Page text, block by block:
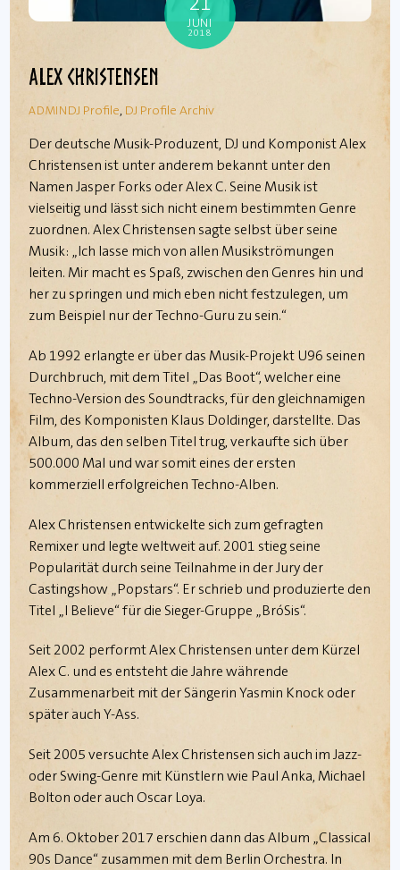
JUNI
2018
Alex Christensen
ADMINDJ Profile, DJ Profile Archiv
Der deutsche Musik-Produzent, DJ und Komponist Alex
Christensen ist unter anderem bekannt unter den
Namen Jasper Forks oder Alex C. Seine Musik ist
vielseitig und lässt sich nicht einem bestimmten Genre
zuordnen. Alex Christensen sagte selbst über seine
Musik: „Ich lasse mich von allen Musikströmungen
leiten. Mir macht es Spaß, zwischen den Genres hin und
her zu springen und mich eben nicht festzulegen, um
zum Beispiel nur der Techno-Guru zu sein.“
Ab 1992 erlangte er über das Musik-Projekt U96 seinen
Durchbruch, mit dem Titel „Das Boot“, welcher eine
Techno-Version des Soundtracks, für den gleichnamigen
Film, des Komponisten Klaus Doldinger, darstellte. Das
Album, das den selben Titel trug, verkaufte sich über
500.000 Mal und war somit eines der ersten
kommerziell erfolgreichen Techno-Alben.
Alex Christensen entwickelte sich zum gefragten
Remixer und legte weltweit auf. 2001 stieg seine
Popularität durch seine Teilnahme in der Jury der
Castingshow „Popstars“. Er schrieb und produzierte den
Titel „I Believe“ für die Sieger-Gruppe „Bro´Sis“.
Seit 2002 performt Alex Christensen unter dem Kürzel
Alex C. und es entsteht die Jahre währende
Zusammenarbeit mit der Sängerin Yasmin Knock oder
später auch Y-Ass.
Seit 2005 versuchte Alex Christensen sich auch im Jazz-
oder Swing-Genre mit Künstlern wie Paul Anka, Michael
Bolton oder auch Oscar Loya.
Am 6. Oktober 2017 erschien dann das Album „Classical
90s Dance“ zusammen mit dem Berlin Orchestra. In